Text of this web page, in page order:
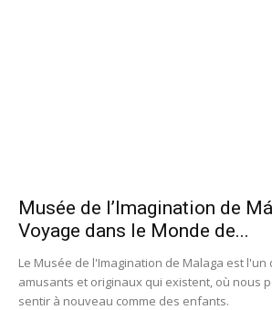
Musée de l’Imagination de
Voyage dans le Monde de...
Le Musée de l'Imagination de Malaga est
amusants et originaux qui existent, où nous
sentir à nouveau comme des enfants.